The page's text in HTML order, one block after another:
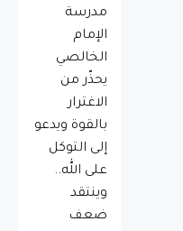
مدرسة
الإمام
الخالصي
يحذّر من
الاغترار
بالقوة ويدعو
إلى التوكل
على الله..
وينتقد
ضعف